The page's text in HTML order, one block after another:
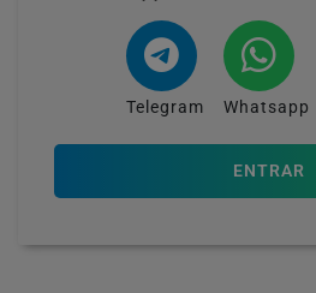
Telegram Whatsapp
ENTRAR